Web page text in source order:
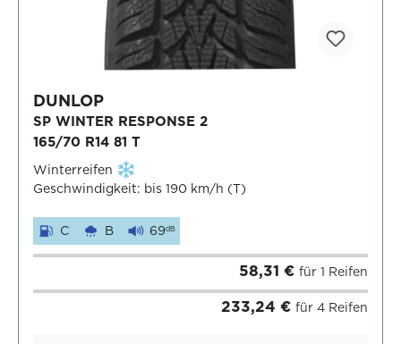
DUNLOP
SP WINTER RESPONSE 2
165/70 R14 81 T
Winterreifen
Geschwindigkeit: bis 190 km/h (T)
C B 69dB
58,31 € für 1 Reifen
233,24 € für 4 Reifen